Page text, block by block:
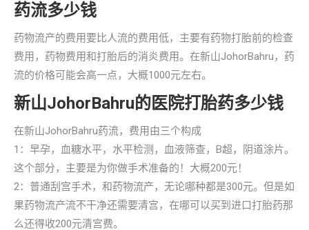
药流多少钱
药物流产的费用要比人流的费用低，主要有药物打胎前的检查
费用，药物费用和打胎后的消炎费用。在新山JohorBahru，药
流的价格可能会高一点，大概1000元左右。
新山JohorBahru的医院打胎药多少钱
在新山JohorBahru药流，费用由三个构成
1：早孕，血糖水平，水平检测，血液筛查，B超，阴道涂片。
这个部分，主要是为你做手术准备的！大概200元！
2：普通刮宫手术，和药物流产，无论哪种都是300元。但是如
果药物流产流不干净还需要清宫，在哪可以买到进口打胎药那
么还得收200元清宫费。